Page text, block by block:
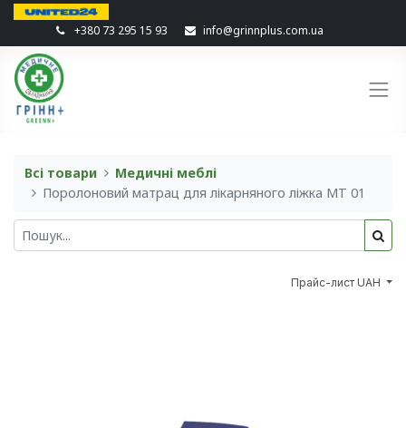
+380 73 295 15 93 info@grinnplus.com.ua
Всі товари
Медичні меблі
Поролоновий матрац для лікарняного ліжка MT 01
Прайс-лист UAH